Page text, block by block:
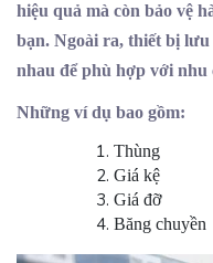
hiệu quả mà còn bảo vệ
bạn. Ngoài ra, thiết bị
nhau để phù hợp với nhu
Những ví dụ bao gồm:
Thùng
Giá kệ
Giá đỡ
Băng chuyền